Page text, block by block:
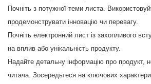
Почніть з потужної теми листа.
продемонструвати інновацію чи перевагу.
Почніть електронний лист із захопливого
на вплив або унікальність продукту.
Надайте детальну інформацію про продукт,
читача. Зосередьтеся на ключових